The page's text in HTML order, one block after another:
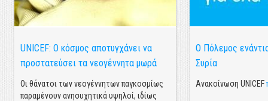
UNICEF: Ο κόσμος αποτυγχάνει να
προστατεύσει τα νεογέννητα μωρά
Οι θάνατοι των νεογέννητων παγκοσμίως
παραμένουν ανησυχητικά υψηλοί, ιδίως
Ο Πόλεμος
Συρία
Ανακοίνωση UNICEF